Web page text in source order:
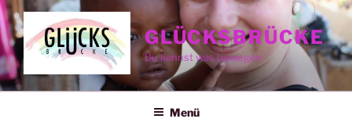
Zum
Inhalt
springen
GLÜCKSBRÜCKE
Du kannst was bewegen
Menü